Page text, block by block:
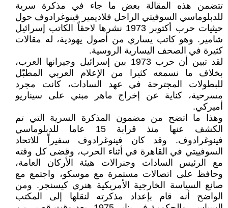
تتضمن هذه المقالة بعض ما جاء في مذكرة سرية
للدبلوماسي السوفيتي الراحل فلاديمير فينوغرادوف ‏حول
حيثيات حرب أكتوبر 1973 نشرها لاحقاً الكاتب إسرائيل
شامير. وهو كاتب يساري من أصول يهودية، ‏له مقالات
كثيرة في الصحف اليسارية الروسية. ‏
لقد تبين أن حرب 1973 بين إسرائيل وجيرانها العرب،
بخلاف ما نسمعه كثيرا من الإعلام العربي ‏المطبّل
للبطولات المجترحة في عهد السادات، كانت مجرد
مسرحية، كناية عن إخراج ماهر مبني على ‏سيناريو
أميركي‏‎.‎
وهذا ما اتضح من مضمون المذكرة السرية التي تم
الكشف عنها منذ قرابة 15 عاما للدبلوماسي
‏فينوغرادوف. وقد كان فينوغرادوف سفيراً للاتحاد
السوفييتي في القاهرة في أثناء الحرب، وقضى كل وقته
مع ‏الرئيس السادات وجنرالات هيئة الأركان العامة،
وحافظ على اتصالات مستمرة مع موسكو، واجتمع مع
‏صانع السياسة الخارجية الأمريكية هنري كيسنجر. ومن
الواضح أنه قام بإعداد مذكرته لنقلها إلى المكتب